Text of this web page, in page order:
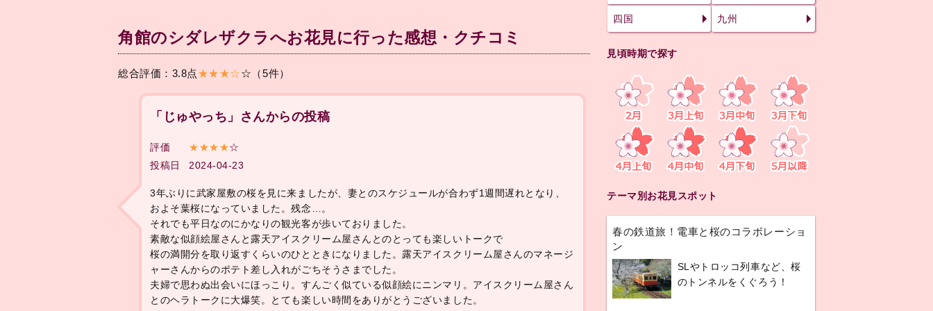
角館のシダレザクラへお花見に行った感想・クチコミ
総合評価：3.8点★★★☆☆（5件）
「じゅやっち」さんからの投稿
評価 ★★★★☆
投稿日
2024-04-23
3年ぶりに武家屋敷の桜を見に来ましたが、妻とのスケジュールが合わず1週間遅れとなり、
およそ葉桜になっていました。残念…。
それでも平日なのにかなりの観光客が歩いておりました。
素敵な似顔絵屋さんと露天アイスクリーム屋さんとのとっても楽しいトークで
桜の満開分を取り返すくらいのひとときになりました。露天アイスクリーム屋さんのマネージ
ャーさんからのポテト差し入れがごちそうさまでした。
夫婦で思わぬ出会いにほっこり。すんごく似ている似顔絵にニンマリ。アイスクリーム屋さん
とのヘラトークに大爆笑。とても楽しい時間をありがとうございました。
四国 九州
見頃時期で探す
テーマ別お花見スポット
春の鉄道旅！電車と桜のコラボレーショ
ン
SLやトロッコ列車など、桜
のトンネルをくぐろう！